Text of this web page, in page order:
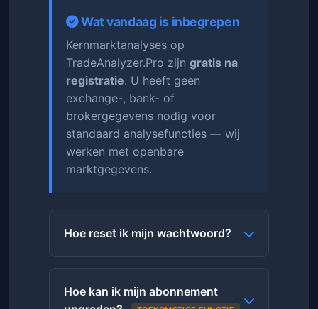
Wat vandaag is inbegrepen
Kernmarktanalyses op
TradeAnalyzer.Pro zijn gratis na
registratie. U heeft geen
exchange-, bank- of
brokergegevens nodig voor
standaard analysefuncties — wij
werken met openbare
marktgegevens.
Hoe reset ik mijn wachtwoord?
Hoe kan ik mijn abonnement